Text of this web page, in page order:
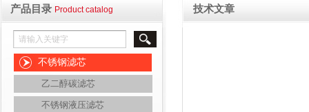
产品目录 Product catalog
不锈钢滤芯
乙二醇碳滤芯
不锈钢液压滤芯
技术文章